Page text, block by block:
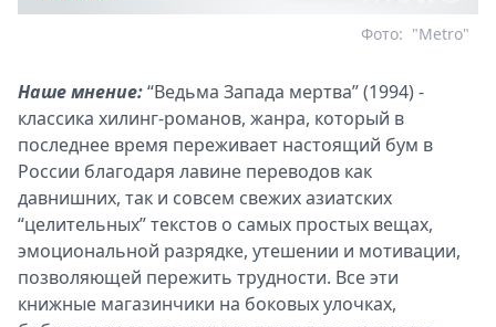
"Metro"
Фото:
Наше мнение:“Ведьма Запада мертва” (1994) -
классика хилинг-романов, жанра, который в
последнее время переживает настоящий бум в
России благодаря лавине переводов как
давнишних, так и совсем свежих азиатских
“целительных” текстов о самых простых вещах,
эмоциональной разрядке, утешении и мотивации,
позволяющей пережить трудности. Все эти
книжные магазинчики на боковых улочках,